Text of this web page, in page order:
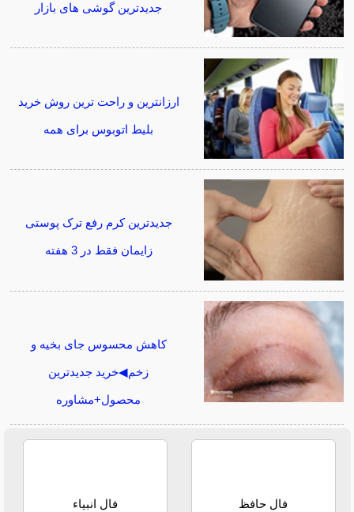
جدیدترین گوشی های بازار
ارزانترین و راحت ترین روش خرید
بلیط اتوبوس برای همه
جدیدترین کرم رفع ترک پوستی
زایمان فقط در 3 هفته
کاهش محسوس جای بخیه و
زخم◀خرید جدیدترین
محصول+مشاوره
فال حافظ فال انبیاء